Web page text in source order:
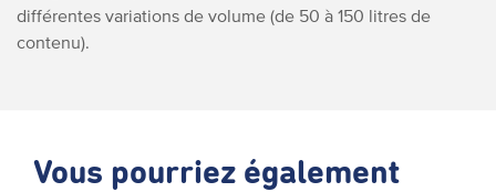
différentes variations de volume (de 50 à 150 litres de
contenu).
Vous pourriez également